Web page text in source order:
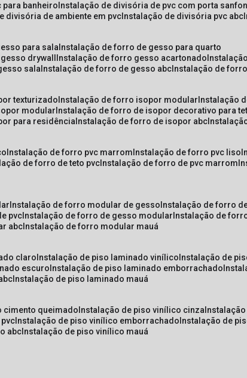
para banheiro instalação de divisória de pvc com porta
divisória de ambiente em pvc instalação de divisória pvc abc
para sala instalação de forro de gesso para quarto
drywall instalação de forro gesso acartonado
sala instalação de forro de gesso abc instalação de
texturizado instalação de forro isopor modular instalação
modular instalação de forro de isopor decorativo para
para residência instalação de forro de isopor abc
instalação de forro pvc marrom instalação de forro pvc liso
de forro de teto pvc instalação de forro de pvc marrom
instalação de forro modular de gesso instalação de forro
pvc instalação de forro de gesso modular instalação de
abc instalação de forro modular mauá
claro instalação de piso laminado vinílico instalação de
escuro instalação de piso laminado emborrachado
instalação de piso laminado mauá
cimento queimado instalação de piso vinílico cinza
instalação de piso vinílico emborrachado instalação de
abc instalação de piso vinílico mauá